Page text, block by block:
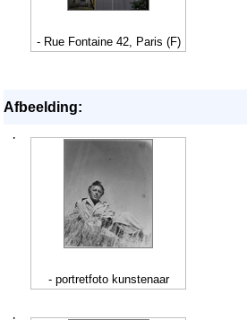
- Rue Fontaine 42, Paris (F)
Afbeelding:
·
- portretfoto kunstenaar